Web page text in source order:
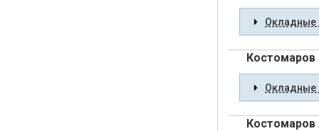
Окладные
Костомаров
Окладные
Костомаров